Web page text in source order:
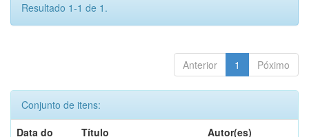
Resultado 1-1 de 1.
Anterior 1 Póximo
Conjunto de itens:
Data do
Título Autor(es)